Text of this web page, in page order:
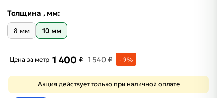
Толщина , мм:
8 мм 10 мм
Цена за метр 1 400 ₽ 1 540 ₽ - 9%
Акция действует только при наличной оплате